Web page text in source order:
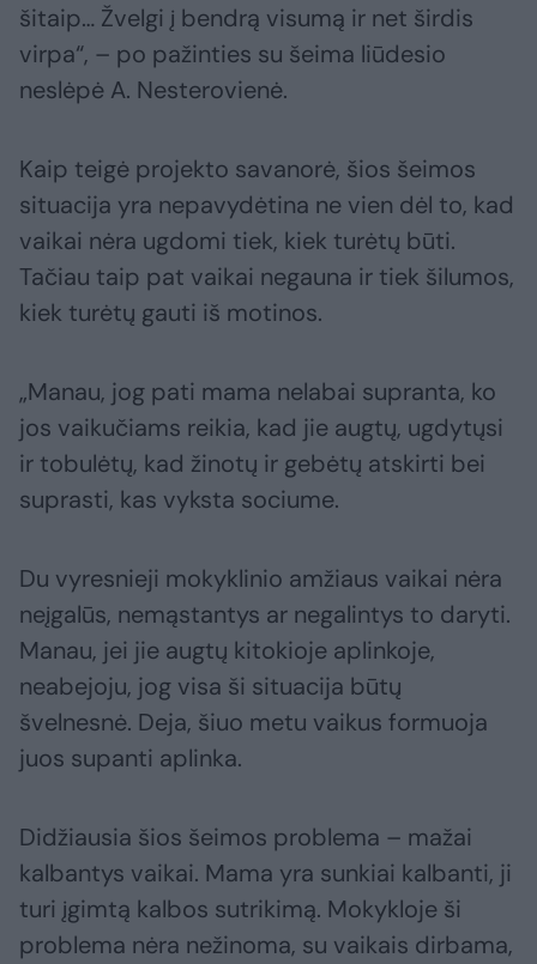
šitaip… Žvelgi į bendrą visumą ir net širdis
virpa“, – po pažinties su šeima liūdesio
neslėpė A. Nesterovienė.
Kaip teigė projekto savanorė, šios šeimos
situacija yra nepavydėtina ne vien dėl to, kad
vaikai nėra ugdomi tiek, kiek turėtų būti.
Tačiau taip pat vaikai negauna ir tiek šilumos,
kiek turėtų gauti iš motinos.
„Manau, jog pati mama nelabai supranta, ko
jos vaikučiams reikia, kad jie augtų, ugdytųsi
ir tobulėtų, kad žinotų ir gebėtų atskirti bei
suprasti, kas vyksta sociume.
Du vyresnieji mokyklinio amžiaus vaikai nėra
neįgalūs, nemąstantys ar negalintys to daryti.
Manau, jei jie augtų kitokioje aplinkoje,
neabejoju, jog visa ši situacija būtų
švelnesnė. Deja, šiuo metu vaikus formuoja
juos supanti aplinka.
Didžiausia šios šeimos problema – mažai
kalbantys vaikai. Mama yra sunkiai kalbanti, ji
turi įgimtą kalbos sutrikimą. Mokykloje ši
problema nėra nežinoma, su vaikais dirbama,